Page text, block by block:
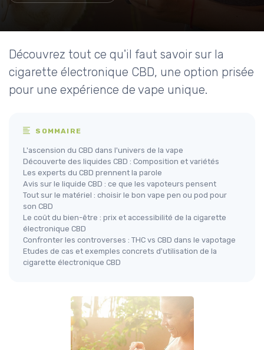
Découvrez tout ce qu'il faut savoir sur la
cigarette électronique CBD, une option prisée
pour une expérience de vape unique.
SOMMAIRE
L'ascension du CBD dans l'univers de la vape
Découverte des liquides CBD : Composition et variétés
Les experts du CBD prennent la parole
Avis sur le liquide CBD : ce que les vapoteurs pensent
Tout sur le matériel : choisir le bon vape pen ou pod pour
son CBD
Le coût du bien-être : prix et accessibilité de la cigarette
électronique CBD
Confronter les controverses : THC vs CBD dans le vapotage
Etudes de cas et exemples concrets d'utilisation de la
cigarette électronique CBD